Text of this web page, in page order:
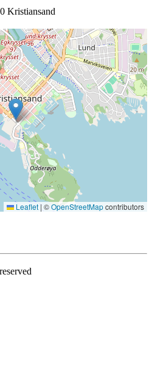
Kristiansand
Leaflet | ©OpenStreetMapcontributors